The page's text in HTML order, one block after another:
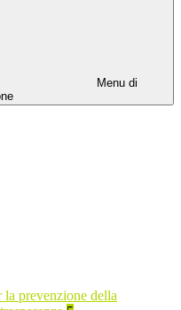
Menu di
la prevenzione della